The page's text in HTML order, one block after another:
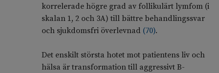
korrelerade högre grad av follikulärt lymfom (i
skalan 1, 2 och 3A) till bättre behandlingssvar
och sjukdomsfri överlevnad (70).
Det enskilt största hotet mot patientens liv och
hälsa är transformation till aggressivt B-